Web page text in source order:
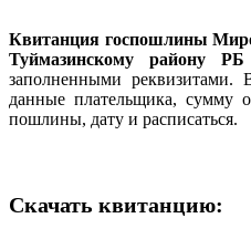
Квитанция госпошлины
Туймазинскому району
заполненными реквизитами.
данные плательщика, сумму
пошлины, дату и расписаться.
Скачать квитанцию: